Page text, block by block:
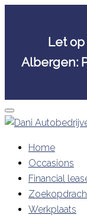
Let
Albergen:
Skip
to
Home
Occasions
Financial
Werkplaats